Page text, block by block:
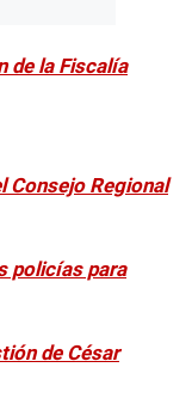
de la Fiscalía
Consejo Regional
policías para
de César